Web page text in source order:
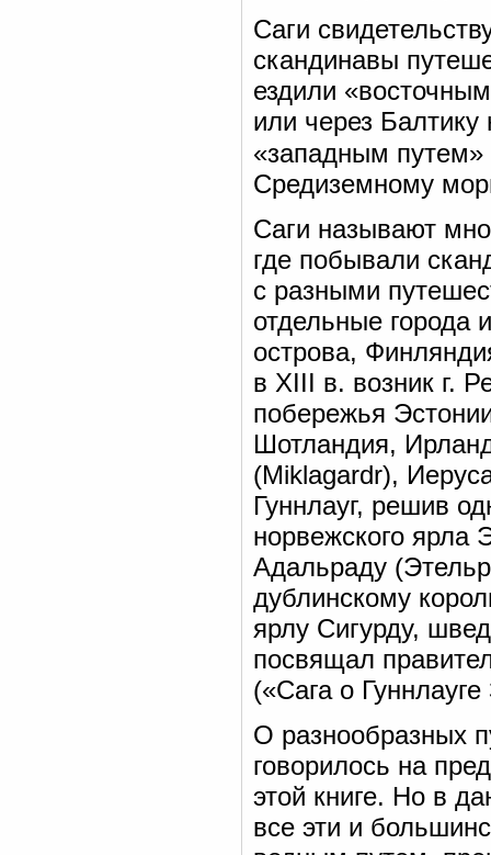
Саги
скандинавы
ездили
или через
«западным
Средиземному
Саги называют
где побывали
с разными
отдельные города
острова,
в XIII в. возник г.
побережья
Шотландия,
(Miklagardr),
Гуннлауг, решив
норвежского ярла
Адальраду
дублинскому
ярлу Сигурду,
посвящал
(«Сага о
О разнообразных
говорилось на
этой книге. Но в
все эти и